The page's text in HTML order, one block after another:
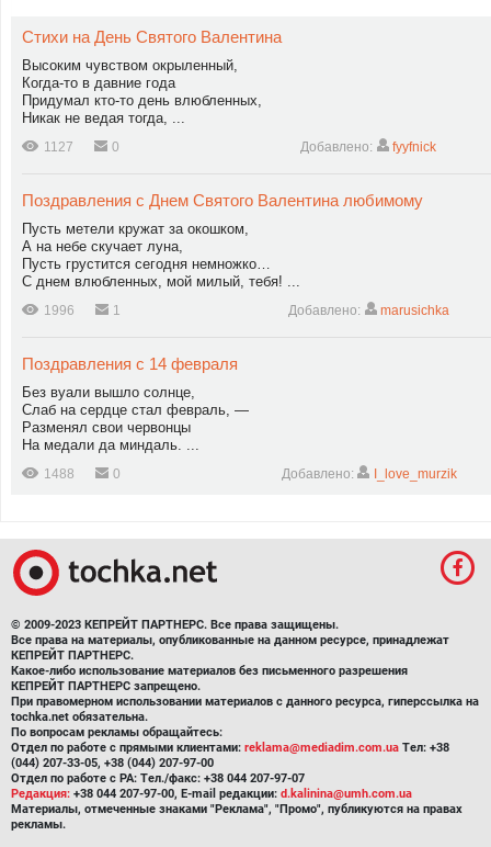
Стихи на День Святого Валентина
Высоким чувством окрыленный,
Когда-то в давние года
Придумал кто-то день влюбленных,
Никак не ведая тогда, ...
1127 0 Добавлено: fyyfnick
Поздравления с Днем Святого Валентина любимому
Пусть метели кружат за окошком,
А на небе скучает луна,
Пусть грустится сегодня немножко…
С днем влюбленных, мой милый, тебя! ...
1996 1 Добавлено: marusichka
Поздравления с 14 февраля
Без вуали вышло солнце,
Слаб на сердце стал февраль, —
Разменял свои червонцы
На медали да миндаль. ...
1488 0 Добавлено: I_love_murzik
© 2009-2023 КЕПРЕЙТ ПАРТНЕРС. Все права защищены.
Все права на материалы, опубликованные на данном ресурсе, принадлежат
КЕПРЕЙТ ПАРТНЕРС.
Какое-либо использование материалов без письменного разрешения
КЕПРЕЙТ ПАРТНЕРС запрещено.
При правомерном использовании материалов с данного ресурса, гиперссылка на
tochka.net обязательна.
По вопросам рекламы обращайтесь:
Отдел по работе с прямыми клиентами: reklama@mediadim.com.ua Тел: +38
(044) 207-33-05, +38 (044) 207-97-00
Отдел по работе с РА: Тел./факс: +38 044 207-97-07
Редакция: +38 044 207-97-00, E-mail редакции: d.kalinina@umh.com.ua
Материалы, отмеченные знаками "Реклама", "Промо", публикуются на правах
рекламы.